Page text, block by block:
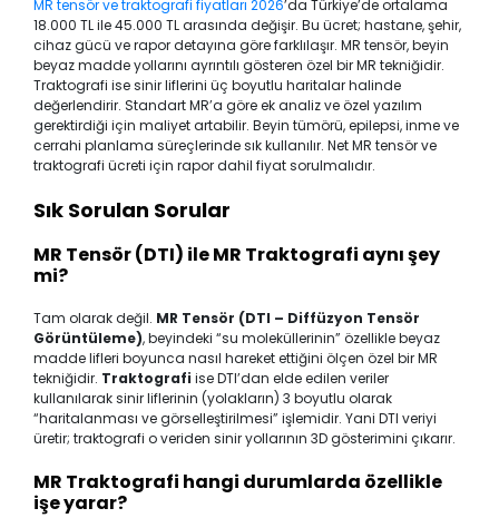
MR tensör ve traktografi fiyatları 2026’da Türkiye’de ortalama
18.000 TL ile 45.000 TL arasında değişir. Bu ücret; hastane, şehir,
cihaz gücü ve rapor detayına göre farklılaşır. MR tensör, beyin
beyaz madde yollarını ayrıntılı gösteren özel bir MR tekniğidir.
Traktografi ise sinir liflerini üç boyutlu haritalar halinde
değerlendirir. Standart MR’a göre ek analiz ve özel yazılım
gerektirdiği için maliyet artabilir. Beyin tümörü, epilepsi, inme ve
cerrahi planlama süreçlerinde sık kullanılır. Net MR tensör ve
traktografi ücreti için rapor dahil fiyat sorulmalıdır.
Sık Sorulan Sorular
MR Tensör (DTI) ile MR Traktografi aynı şey
mi?
Tam olarak değil. MR Tensör (DTI – Diffüzyon Tensör
Görüntüleme), beyindeki “su moleküllerinin” özellikle beyaz
madde lifleri boyunca nasıl hareket ettiğini ölçen özel bir MR
tekniğidir. Traktografi ise DTI’dan elde edilen veriler
kullanılarak sinir liflerinin (yolakların) 3 boyutlu olarak
“haritalanması ve görselleştirilmesi” işlemidir. Yani DTI veriyi
üretir; traktografi o veriden sinir yollarının 3D gösterimini çıkarır.
MR Traktografi hangi durumlarda özellikle
işe yarar?